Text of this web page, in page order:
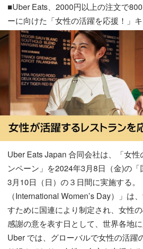
■Uber Eats、2000円以上の注文で
ーに向けた「女性の活躍を応援！」
Uber Eats Japan 合同会社は、「女
ンペーン」を2024年3月8日（金)の
3月10日（日）の３日間に実施する。
（International Women’s Day）」は
すために国連により制定され、女性
感謝の意を表す日として、世界各地に
Uber では、グローバルで女性の活躍